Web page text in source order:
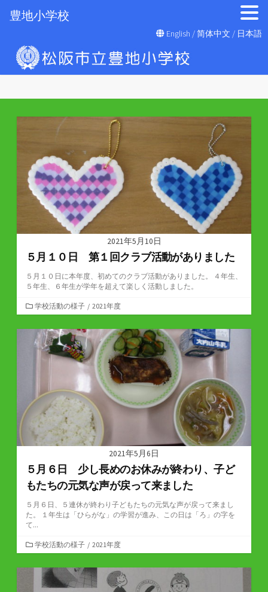
ン
English /简体中文 / 日本語
2021年5月10日
５月１０日 第１回クラブ活動がありました
５月１０日に本年度、初めてのクラブ活動がありました。 ４年生、
５年生、６年生が学年を超えて楽しく活動しました。
カ
テ
ゴ
リ
ー
学校活動の様子 / 2021年度
2021年5月6日
５月６日 少し長めのお休みが終わり、子ど
もたちの元気な声が戻って来ました
５月６日、５連休が終わり子どもたちの元気な声が戻って来まし
た。 １年生は「ひらがな」の学習が進み、この日は「ろ」の字を
て...
カ
テ
ゴ
学校活動の様子 / 2021年度
豊地小学校